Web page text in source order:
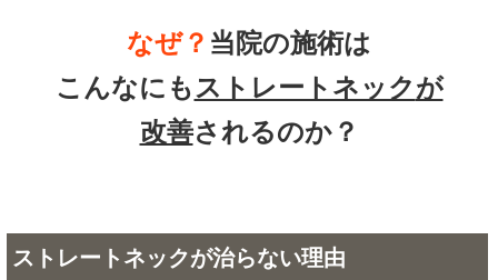
なぜ？ 当院の施術は
こんなにもストレートネックが
改善されるのか？
ストレートネックが治らない理由